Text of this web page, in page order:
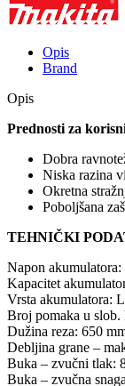
Opis
Brand
Opis
Prednosti za
Dobra
Niska razina
Okretna
Poboljšana
TEHNIČKI
Napon
Kapacitet
Vrsta akumulatora:
Broj pomaka u
Dužina reza: 650
Debljina grane –
Buka – zvučni tlak:
Buka – zvučna